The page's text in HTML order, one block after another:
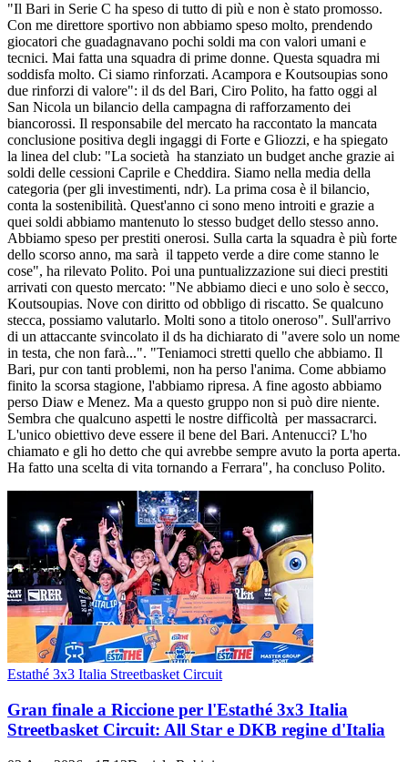
"Il Bari in Serie C ha speso di tutto di più e non è stato promosso.
Con me direttore sportivo non abbiamo speso molto, prendendo
giocatori che guadagnavano pochi soldi ma con valori umani e
tecnici. Mai fatta una squadra di prime donne. Questa squadra mi
soddisfa molto. Ci siamo rinforzati. Acampora e Koutsoupias sono
due rinforzi di valore": il ds del Bari, Ciro Polito, ha fatto oggi al
San Nicola un bilancio della campagna di rafforzamento dei
biancorossi. Il responsabile del mercato ha raccontato la mancata
conclusione positiva degli ingaggi di Forte e Gliozzi, e ha spiegato
la linea del club: "La società ha stanziato un budget anche grazie ai
soldi delle cessioni Caprile e Cheddira. Siamo nella media della
categoria (per gli investimenti, ndr). La prima cosa è il bilancio,
conta la sostenibilità. Quest'anno ci sono meno introiti e grazie a
quei soldi abbiamo mantenuto lo stesso budget dello stesso anno.
Abbiamo speso per prestiti onerosi. Sulla carta la squadra è più forte
dello scorso anno, ma sarà il tappeto verde a dire come stanno le
cose", ha rilevato Polito. Poi una puntualizzazione sui dieci prestiti
arrivati con questo mercato: "Ne abbiamo dieci e uno solo è secco,
Koutsoupias. Nove con diritto od obbligo di riscatto. Se qualcuno
stecca, possiamo valutarlo. Molti sono a titolo oneroso". Sull'arrivo
di un attaccante svincolato il ds ha dichiarato di "avere solo un nome
in testa, che non farà...". "Teniamoci stretti quello che abbiamo. Il
Bari, pur con tanti problemi, non ha perso l'anima. Come abbiamo
finito la scorsa stagione, l'abbiamo ripresa. A fine agosto abbiamo
perso Diaw e Menez. Ma a questo gruppo non si può dire niente.
Sembra che qualcuno aspetti le nostre difficoltà per massacrarci.
L'unico obiettivo deve essere il bene del Bari. Antenucci? L'ho
chiamato e gli ho detto che qui avrebbe sempre avuto la porta aperta.
Ha fatto una scelta di vita tornando a Ferrara", ha concluso Polito.
Estathé 3x3 Italia Streetbasket Circuit
Gran finale a Riccione per l'Estathé 3x3 Italia
Streetbasket Circuit: All Star e DKB regine d'Italia